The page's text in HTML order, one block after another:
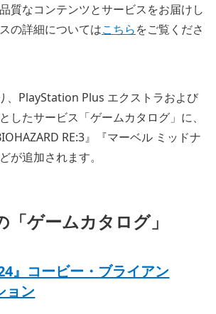
質なコンテンツとサービスをお届けし
の詳細についてはこちらをご覧くださ
、PlayStation Plus エクストラおよび
したサービス「ゲームカタログ」に、
RE:3』『マーベル ミッドナ
が追加されます。
「ゲームカタログ」
』コービー・ブライアン
ョン